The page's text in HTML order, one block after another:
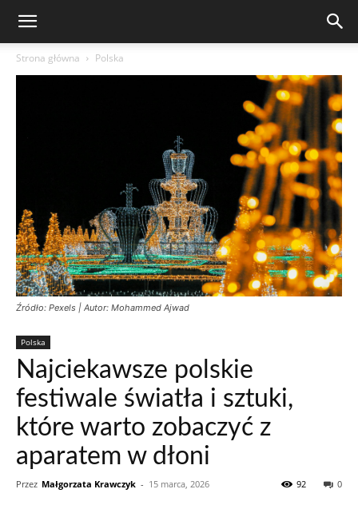
Strona główna Polska
Źródło: Pexels | Autor: Mohammed Ajwad
Polska
Najciekawsze polskie
festiwale światła i sztuki,
które warto zobaczyć z
aparatem w dłoni
Przez Małgorzata Krawczyk - 15 marca, 2026 0
92